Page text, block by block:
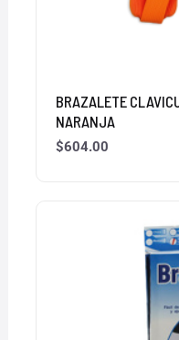
BRAZALETE
NARANJA
$604.00